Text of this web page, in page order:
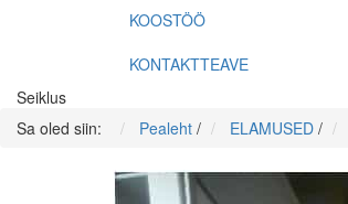
KOOSTÖÖ
KONTAKTTEAVE
Seiklus
Sa oled siin:
Pealeht / ELAMUSED /